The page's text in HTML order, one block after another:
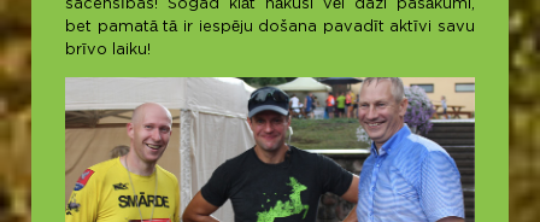
sacensības! Šogad klāt nākuši vēl daži pasākumi,
bet pamatā tā ir iespēju došana pavadīt aktīvi savu
brīvo laiku!